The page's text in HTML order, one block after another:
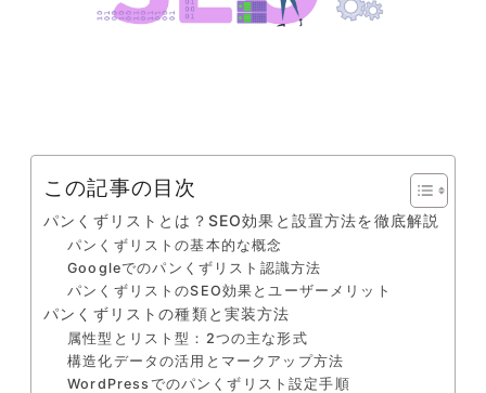
この記事の目次
パンくずリストとは？SEO効果と設置方法を徹底解説
パンくずリストの基本的な概念
Googleでのパンくずリスト認識方法
パンくずリストのSEO効果とユーザーメリット
パンくずリストの種類と実装方法
属性型とリスト型：2つの主な形式
構造化データの活用とマークアップ方法
WordPressでのパンくずリスト設定手順